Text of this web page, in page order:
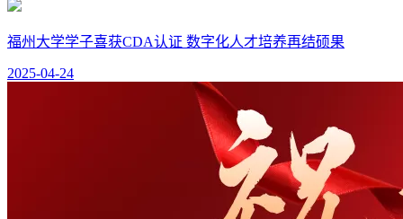
福州大学学子喜获CDA认证 数字化人才培养再结硕果
2025-04-24